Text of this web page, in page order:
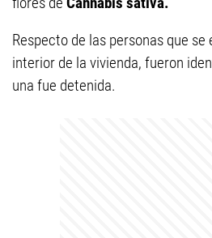
Respecto de las personas que
interior de la vivienda, fueron
una fue detenida.